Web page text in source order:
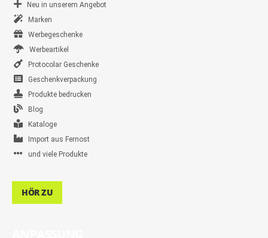
Neu in unserem Angebot
Marken
Werbegeschenke
Werbeartikel
Protocolar Geschenke
Geschenkverpackung
Produkte bedrucken
Blog
Kataloge
Import aus Fernost
und viele Produkte
HÖR ZU